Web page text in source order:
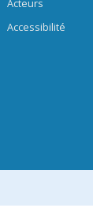
Acteurs
Accessibilité